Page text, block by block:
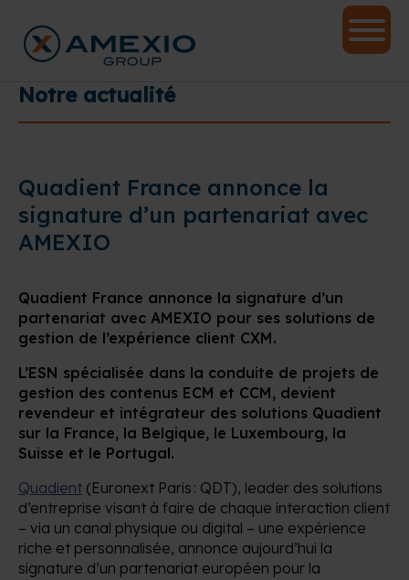
Notre actualité
Quadient France annonce la
signature d’un partenariat avec
AMEXIO
Quadient France annonce la signature d’un
partenariat avec AMEXIO pour ses solutions de
gestion de l’expérience client CXM.
L’ESN spécialisée dans la conduite de projets de
gestion des contenus ECM et CCM, devient
revendeur et intégrateur des solutions Quadient
sur la France, la Belgique, le Luxembourg, la
Suisse et le Portugal.
Quadient (Euronext Paris : QDT), leader des solutions
d’entreprise visant à faire de chaque interaction client
– via un canal physique ou digital – une expérience
riche et personnalisée, annonce aujourd’hui la
signature d’un partenariat européen pour la